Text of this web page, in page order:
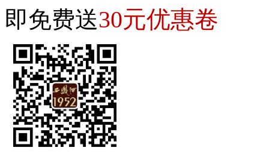
即免费送30元优惠卷